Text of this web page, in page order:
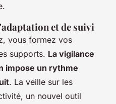
et de suivi
vous formez vos
supports. La vigilance
impose un rythme
. La veille sur les
un nouvel outil